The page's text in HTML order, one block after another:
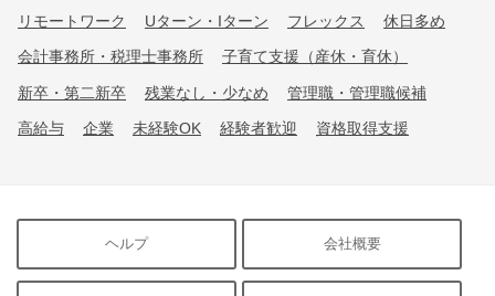
リモートワーク Uターン・Iターン フレックス 休日多め
会計事務所・税理士事務所 子育て支援（産休・育休）
新卒・第二新卒 残業なし・少なめ 管理職・管理職候補
高給与 企業 未経験OK 経験者歓迎 資格取得支援
ヘルプ 会社概要